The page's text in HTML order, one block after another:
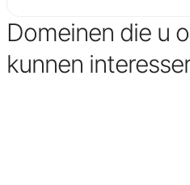
Domeinen die u
kunnen